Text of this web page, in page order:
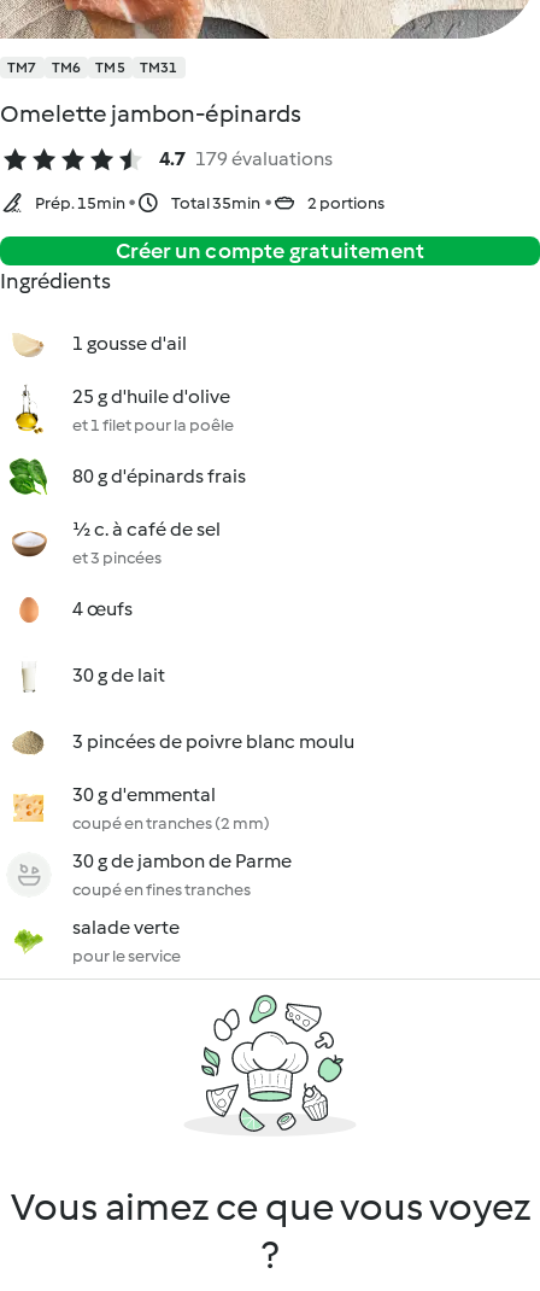
TM7 TM6 TM5 TM31
Omelette jambon-épinards
4.7 179 évaluations
Prép. 15min Total 35min 2 portions
Créer un compte gratuitement
Ingrédients
1 gousse d'ail
25 g d'huile d'olive
et 1 filet pour la poêle
80 g d'épinards frais
½ c. à café de sel
et 3 pincées
4 œufs
30 g de lait
3 pincées de poivre blanc moulu
30 g d'emmental
coupé en tranches (2 mm)
30 g de jambon de Parme
coupé en fines tranches
salade verte
pour le service
Vous aimez ce que vous voyez
?